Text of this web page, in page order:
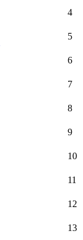
4
5
6
7
8
9
10
11
12
13